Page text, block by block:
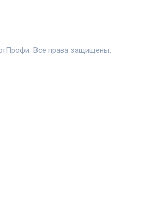
Все права защищены.